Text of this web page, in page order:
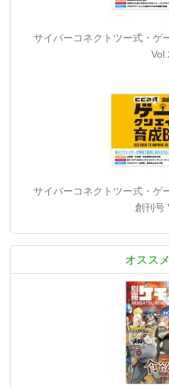
サイバーコネクトツー式・ゲ
サイバーコネクトツー式・ゲ
創刊号
オスス